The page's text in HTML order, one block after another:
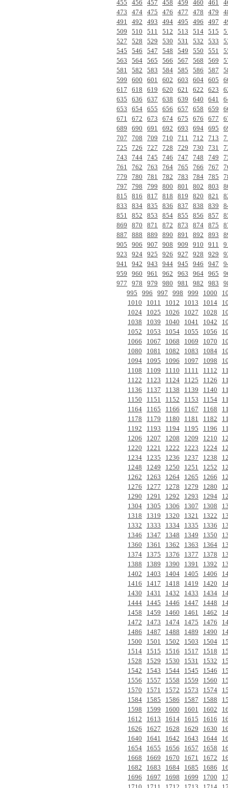
455
456 457 458 459 460 461
473
474 475 476 477 478 479
491
492 493 494 495 496 497
509
510 511 512 513 514 515
527
528 529 530 531 532 533
545
546 547 548 549 550 551
563
564 565 566 567 568 569
581
582 583 584 585 586 587
599
600 601 602 603 604 605
617
618 619 620 621 622 623
635
636 637 638 639 640 641
653
654 655 656 657 658 659
671
672 673 674 675 676 677
689
690 691 692 693 694 695
707
708 709 710 711 712 713
725
726 727 728 729 730 731
743
744 745 746 747 748 749
761
762 763 764 765 766 767
779
780 781 782 783 784 785
797
798 799 800 801 802 803
815
816 817 818 819 820 821
833
834 835 836 837 838 839
851
852 853 854 855 856 857
869
870 871 872 873 874 875
887
888 889 890 891 892 893
905
906 907 908 909 910 911
923
924 925 926 927 928 929
941
942 943 944 945 946 947
959
960 961 962 963 964 965
977
978 979 980 981 982 983
995
996 997 998 999 1000
1010
1011 1012 1013 1014
1024
1025 1026 1027 1028
1038
1039 1040 1041 1042
1052
1053 1054 1055 1056
1066
1067 1068 1069 1070
1080
1081 1082 1083 1084
1094
1095 1096 1097 1098
1108
1109 1110 1111 1112
1122
1123 1124 1125 1126
1136
1137 1138 1139 1140
1150
1151 1152 1153 1154
1164
1165 1166 1167 1168
1178
1179 1180 1181 1182
1192
1193 1194 1195 1196
1206
1207 1208 1209 1210
1220
1221 1222 1223 1224
1234
1235 1236 1237 1238
1248
1249 1250 1251 1252
1262
1263 1264 1265 1266
1276
1277 1278 1279 1280
1290
1291 1292 1293 1294
1304
1305 1306 1307 1308
1318
1319 1320 1321 1322
1332
1333 1334 1335 1336
1346
1347 1348 1349 1350
1360
1361 1362 1363 1364
1374
1375 1376 1377 1378
1388
1389 1390 1391 1392
1402
1403 1404 1405 1406
1416
1417 1418 1419 1420
1430
1431 1432 1433 1434
1444
1445 1446 1447 1448
1458
1459 1460 1461 1462
1472
1473 1474 1475 1476
1486
1487 1488 1489 1490
1500
1501 1502 1503 1504
1514
1515 1516 1517 1518
1528
1529 1530 1531 1532
1542
1543 1544 1545 1546
1556
1557 1558 1559 1560
1570
1571 1572 1573 1574
1584
1585 1586 1587 1588
1598
1599 1600 1601 1602
1612
1613 1614 1615 1616
1626
1627 1628 1629 1630
1640
1641 1642 1643 1644
1654
1655 1656 1657 1658
1668
1669 1670 1671 1672
1682
1683 1684 1685 1686
1696
1697 1698 1699 1700